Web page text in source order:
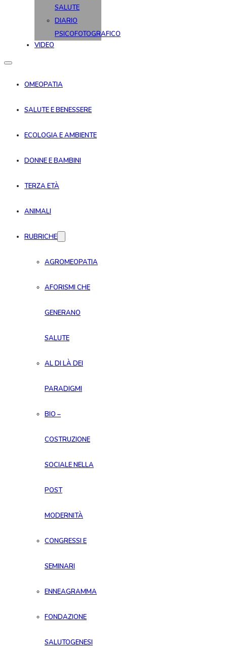
SALUTE
DIARIO
PSICOFOTOGRAFICO
VIDEO
OMEOPATIA
SALUTE E BENESSERE
ECOLOGIA E AMBIENTE
DONNE E BAMBINI
TERZA ETÀ
ANIMALI
RUBRICHE
AGROMEOPATIA
AFORISMI CHE
GENERANO
SALUTE
AL DI LÀ DEI
PARADIGMI
BIO –
COSTRUZIONE
SOCIALE NELLA
POST
MODERNITÀ
CONGRESSI E
SEMINARI
ENNEAGRAMMA
FONDAZIONE
SALUTOGENESI